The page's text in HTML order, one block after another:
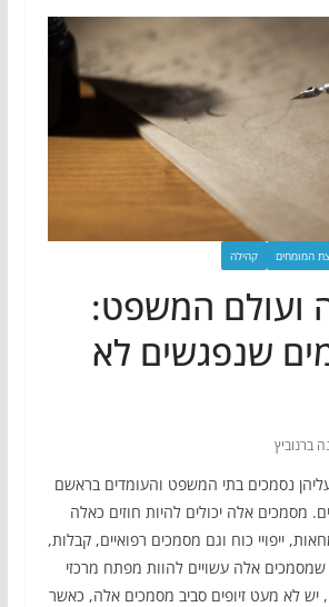
המומחים קהילה
ועולם המשפט:
שנפגשים לא
ברנוביץ
נסמכים בתי המשפט והעומדים בראשם
מסמכים אלה יכולים להיות חוזים כאלה
ייפויי כוח וגם מסמכים רפואיים, קבלות,
שמסמכים אלה עשויים להוות מפתח מרכזי
לא מעט זיופים סביב מסמכים אלה, כאשר